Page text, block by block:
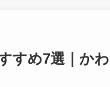
すめ7選｜か